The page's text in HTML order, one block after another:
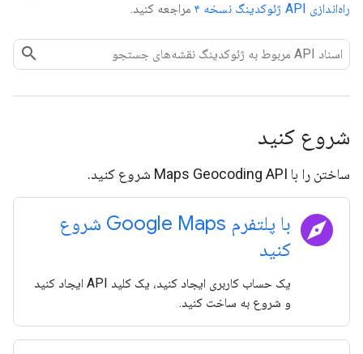
راه‌اندازی API ژئوکدینگ نسخه ۴
مراجعه کنید.
شروع کنید
ساختن را با Maps Geocoding API شروع کنید.
explore
با پلتفرم Google Maps شروع
کنید
یک حساب کاربری ایجاد کنید، یک کلید API ایجاد کنید
و شروع به ساخت کنید.